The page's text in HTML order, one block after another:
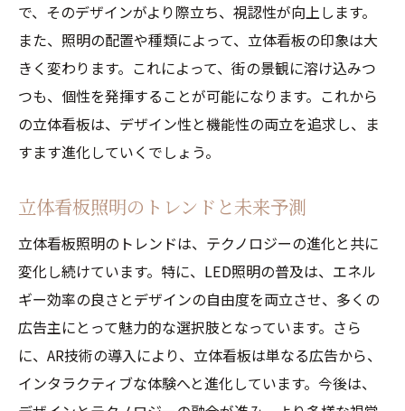
で、そのデザインがより際立ち、視認性が向上します。
また、照明の配置や種類によって、立体看板の印象は大
きく変わります。これによって、街の景観に溶け込みつ
つも、個性を発揮することが可能になります。これから
の立体看板は、デザイン性と機能性の両立を追求し、ま
すます進化していくでしょう。
立体看板照明のトレンドと未来予測
立体看板照明のトレンドは、テクノロジーの進化と共に
変化し続けています。特に、LED照明の普及は、エネル
ギー効率の良さとデザインの自由度を両立させ、多くの
広告主にとって魅力的な選択肢となっています。さら
に、AR技術の導入により、立体看板は単なる広告から、
インタラクティブな体験へと進化しています。今後は、